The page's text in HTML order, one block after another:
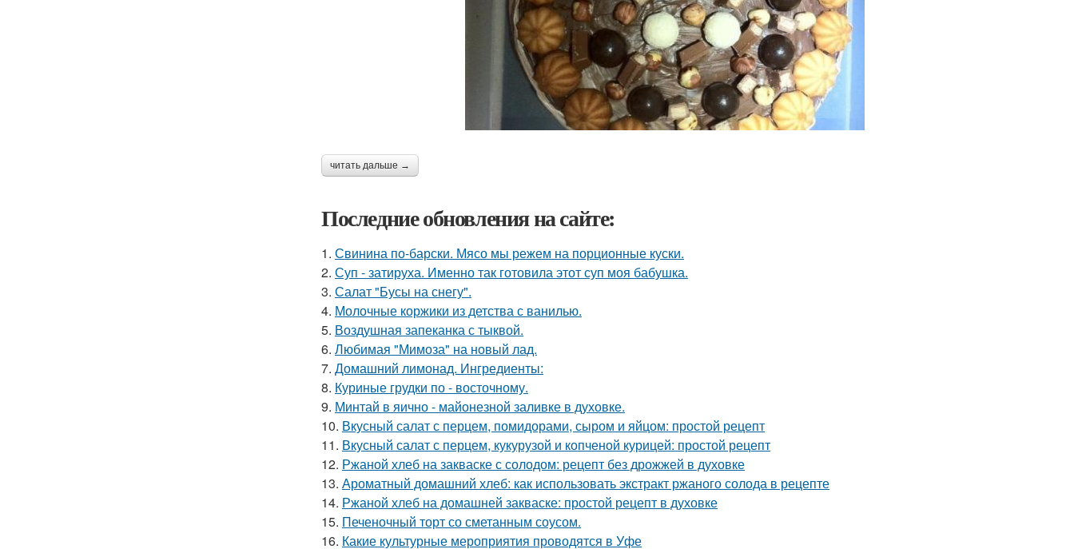
читать дальше →
Последние обновления на сайте:
1. Свинина по-барски. Мясо мы режем на порционные куски.
2. Суп - затируха. Именно так готовила этот суп моя бабушка.
3. Салат "Бусы на снегу".
4. Молочные коржики из детства с ванилью.
5. Воздушная запеканка с тыквой.
6. Любимая "Мимоза" на новый лад.
7. Домашний лимонад. Ингредиенты:
8. Куриные грудки по - восточному.
9. Минтай в яично - майонезной заливке в духовке.
10. Вкусный салат с перцем, помидорами, сыром и яйцом: простой рецепт
11. Вкусный салат с перцем, кукурузой и копченой курицей: простой рецепт
12. Ржаной хлеб на закваске с солодом: рецепт без дрожжей в духовке
13. Ароматный домашний хлеб: как использовать экстракт ржаного солода в рецепте
14. Ржаной хлеб на домашней закваске: простой рецепт в духовке
15. Печеночный торт со сметанным соусом.
16. Какие культурные мероприятия проводятся в Уфе